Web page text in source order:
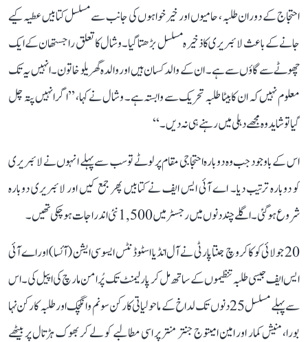
احتجاج کے دوران طلبہ، حامیوں اور خیرخواہوں کی جانب سے مسلسل کتابیں عطیہ کیے
جانے کے باعث لائبریری کا ذخیرہ مسلسل بڑھتا گیا۔ وشال کا تعلق راجستھان کے ایک
چھوٹے سے گاؤں سے ہے۔ ان کے والد کسان ہیں اور والدہ گھریلو خاتون۔ انہیں یہ تک
معلوم نہیں کہ ان کا بیٹا طلبہ تحریک سے وابستہ ہے۔ وشال نے کہا، ’’اگر انہیں پتہ چل
گیا تو شاید وہ مجھے دہلی میں رہنے ہی نہ دیں۔‘‘
اس کے باوجود جب وہ دوبارہ احتجاجی مقام پر لوٹے تو سب سے پہلے انہوں نے لائبریری
کو دوبارہ ترتیب دیا۔ اے آئی ایس ایف نے کتابیں پھر جمع کیں اور لائبریری دوبارہ
شروع ہو گئی۔ اگلے چند دنوں میں رجسٹر میں 1,500 نئی اندراجات ہو چکی تھیں۔
20 جولائی کو کاکروچ جنتا پارٹی نے آل انڈیا اسٹوڈنٹس ایسوسی ایشن (آئسا) اور اے آئی
ایس ایف جیسی طلبہ تنظیموں کے ساتھ مل کر پارلیمنٹ تک پُرامن مارچ کی اپیل کی۔ اس
سے پہلے مسلسل 25 دنوں تک لداخ کے ماحولیاتی کارکن سونم وانگچک اور طلبہ کارکن نہا
بورا، منیش کمار اور امین امیتوج جنتر منتر پر اسی مطالبے کو لے کر بھوک ہڑتال پر بیٹھے